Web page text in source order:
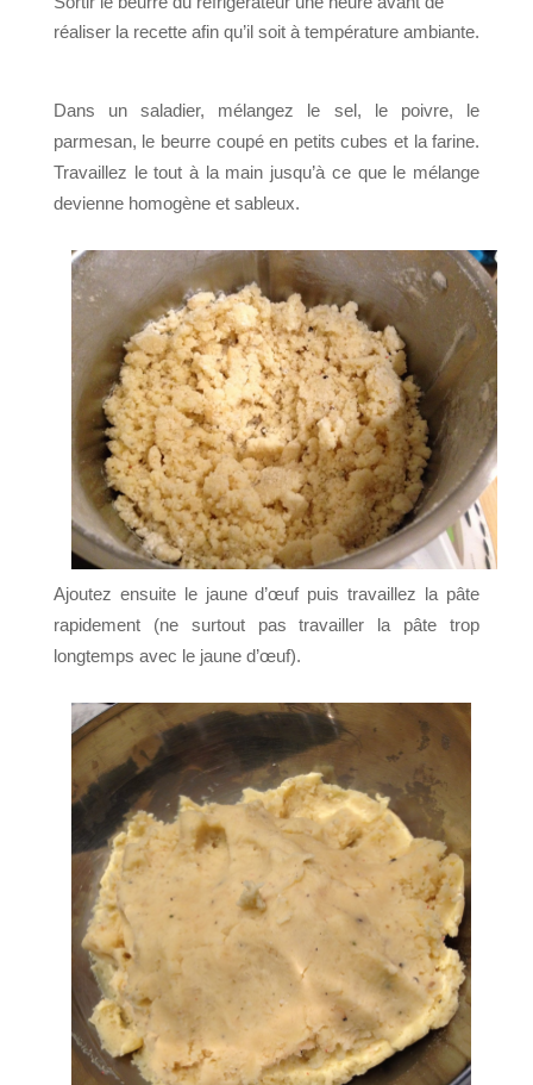
réaliser la recette afin qu’il soit à température ambiante.
Dans un saladier, mélangez le sel, le poivre, le
parmesan, le beurre coupé en petits cubes et la farine.
Travaillez le tout à la main jusqu’à ce que le mélange
devienne homogène et sableux.
Ajoutez ensuite le jaune d’œuf puis travaillez la pâte
rapidement (ne surtout pas travailler la pâte trop
longtemps avec le jaune d’œuf).